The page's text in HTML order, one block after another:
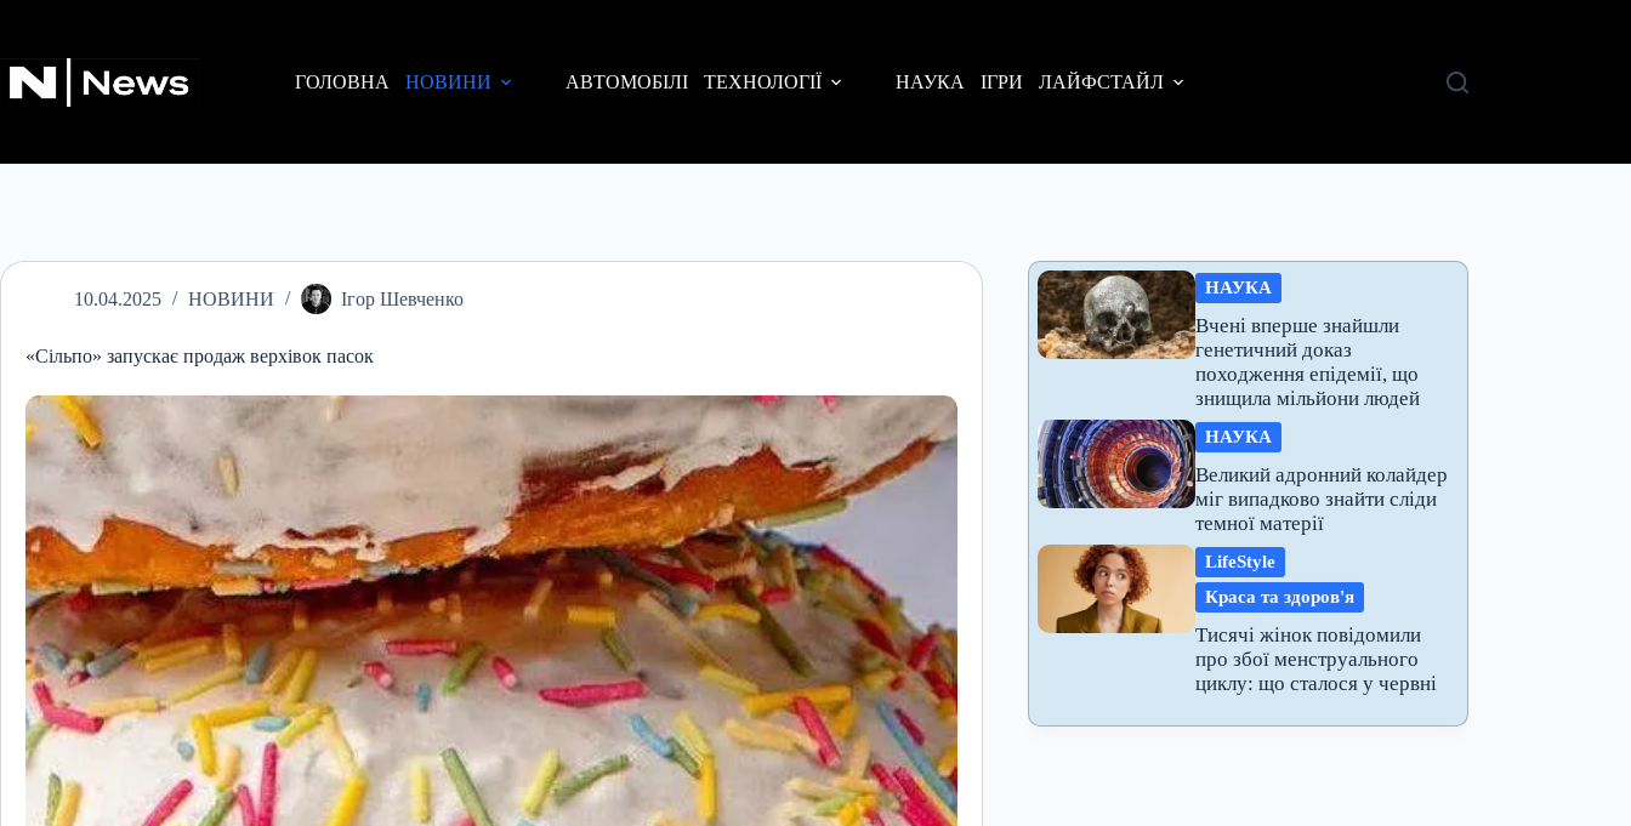
ГОЛОВНА
НОВИНИ АВТОМОБІЛІ ТЕХНОЛОГІЇ НАУКА ІГРИ ЛАЙФСТАЙЛ
10.04.2025 НОВИНИ Ігор Шевченко
«Сільпо» запускає продаж верхівок пасок
НАУКА
Вчені вперше знайшли
генетичний доказ
походження епідемії, що
знищила мільйони людей
НАУКА
Великий адронний колайдер
міг випадково знайти сліди
темної матерії
LifeStyle
Краса та здоров'я
Тисячі жінок повідомили
про збої менструального
циклу: що сталося у червні